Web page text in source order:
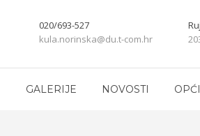
020/693-527
kula.norinska@du.t-com.hr
GALERIJE NOVOSTI